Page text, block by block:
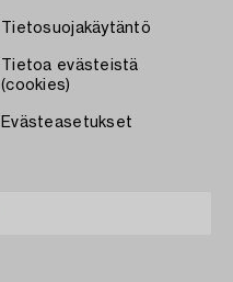
Tietosuojakäytäntö
Tietoa evästeistä
(cookies)
Evästeasetukset